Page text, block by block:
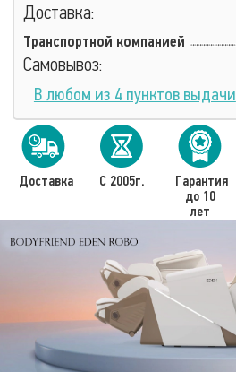
Доставка:
Транспортной компанией
Самовывоз:
В любом из 4 пунктов выдачи
Доставка С 2005г.
Гарантия
до 10
лет